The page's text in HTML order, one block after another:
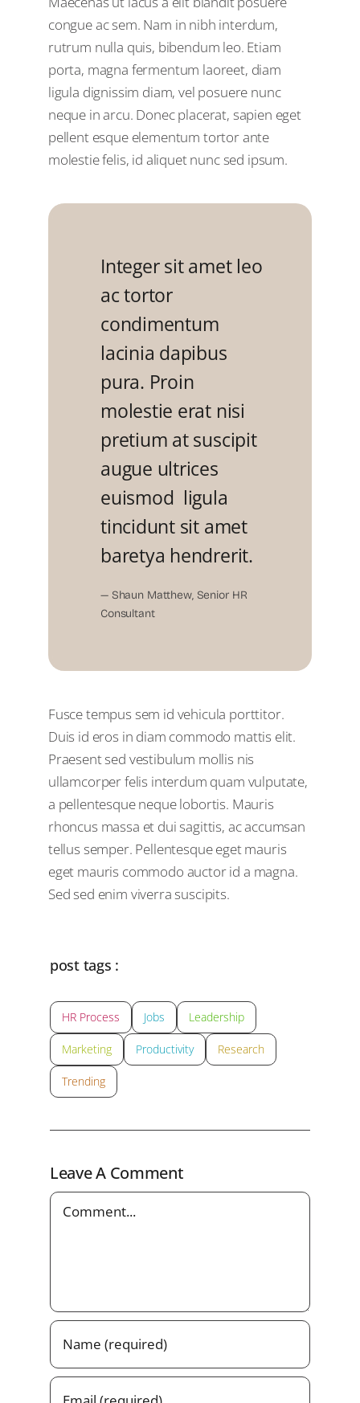
congue ac sem. Nam in nibh interdum,
rutrum nulla quis, bibendum leo. Etiam
porta, magna fermentum laoreet, diam
ligula dignissim diam, vel posuere nunc
neque in arcu. Donec placerat, sapien eget
pellent esque elementum tortor ante
molestie felis, id aliquet nunc sed ipsum.
Integer sit amet leo
ac tortor
condimentum
lacinia dapibus
pura. Proin
molestie erat nisi
pretium at suscipit
augue ultrices
euismod ligula
tincidunt sit amet
baretya hendrerit.
— Shaun Matthew, Senior HR
Consultant
Fusce tempus sem id vehicula porttitor.
Duis id eros in diam commodo mattis elit.
Praesent sed vestibulum mollis nis
ullamcorper felis interdum quam vulputate,
a pellentesque neque lobortis. Mauris
rhoncus massa et dui sagittis, ac accumsan
tellus semper. Pellentesque eget mauris
eget mauris commodo auctor id a magna.
Sed sed enim viverra suscipits.
post tags :
HR Process Jobs Leadership
Marketing Productivity Research
Trending
Leave A Comment
Comment